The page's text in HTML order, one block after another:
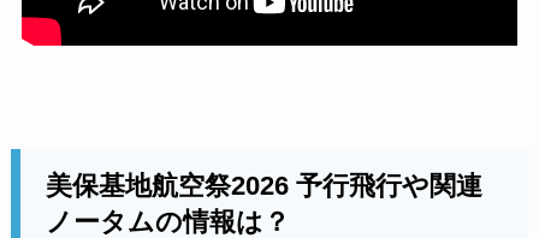
美保基地航空祭2026 予行飛行や関連
ノータムの情報は？